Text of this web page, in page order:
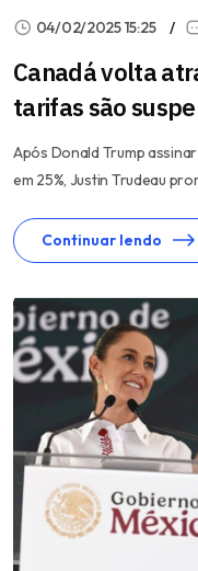
04/02/2025 15:25
Canadá volta
tarifas são
Após Donald Trump
em 25%, Justin Trudeau
Continuar lendo